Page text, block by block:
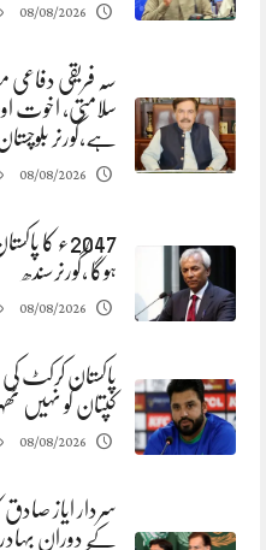
08/08/2026
سہ فریقی دفاعی
سلامتی، اخوت اور
ہے،گورنر
08/08/2026
2047ء کا
ہوگا ،گورنرسندھ
08/08/2026
پاکستان کرکٹ کی
کپتان کو نہیں
08/08/2026
سردار ایاز صادق
کے دوران